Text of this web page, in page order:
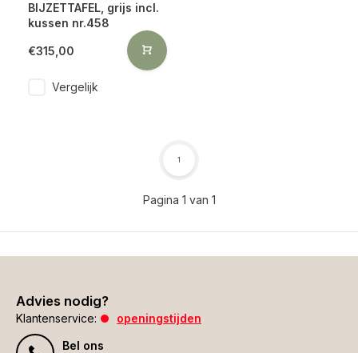
BIJZETTAFEL, grijs incl.
kussen nr.458
€315,00
Vergelijk
Pagina 1 van 1
1
Advies nodig?
Klantenservice:
openingstijden
Bel ons